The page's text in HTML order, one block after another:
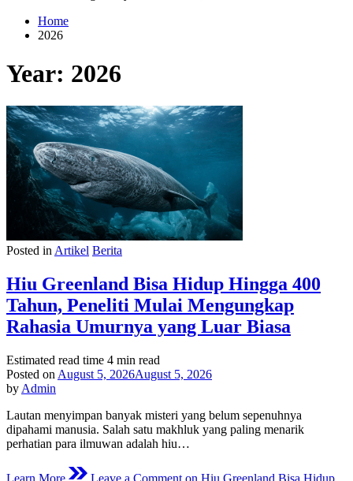
Home
2026
Year: 2026
Posted in Artikel Berita
Hiu Greenland Bisa Hidup Hingga 400
Tahun, Peneliti Mulai Mengungkap
Rahasia Umurnya yang Luar Biasa
Estimated read time 4 min read
Posted on August 5, 2026August 5, 2026
by Admin
Lautan menyimpan banyak misteri yang belum sepenuhnya
dipahami manusia. Salah satu makhluk yang paling menarik
perhatian para ilmuwan adalah hiu…
Learn More Leave a Comment on Hiu Greenland Bisa Hidup